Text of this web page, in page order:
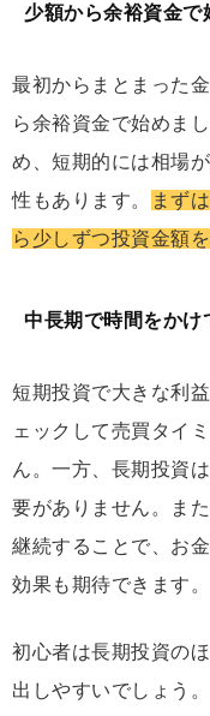
少額から余裕資金で
最初からまとまった
ら余裕資金で始めま
め、短期的には相場
性もあります。
まず
ら少しずつ投資金額
中長期で時間をかけ
短期投資で大きな利
ェックして売買タイ
ん。一方、長期投資
要がありません。ま
継続することで、お
効果も期待できます。
初心者は長期投資の
出しやすいでしょう。